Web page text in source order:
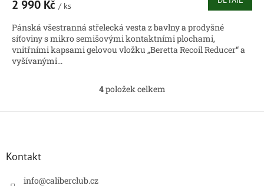
2 990 Kč / ks
Pánská všestranná střelecká vesta z bavlny a prodyšné
síťoviny s mikro semišovými kontaktními plochami,
vnitřními kapsami gelovou vložku „Beretta Recoil Reducer“ a
vyšívanými...
O
l
4položek celkem
Kontakt
info@caliberclub.cz